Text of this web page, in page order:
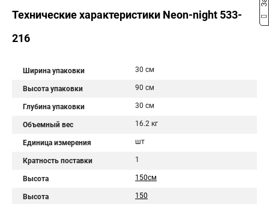
Технические характеристики Neon-night 533-
216
Ширина упаковки 30 см
Высота упаковки 90 см
Глубина упаковки 30 см
Объемный вес 16.2 кг
Единица измерения шт
Кратность поставки 1
Высота 150см
Высота 150